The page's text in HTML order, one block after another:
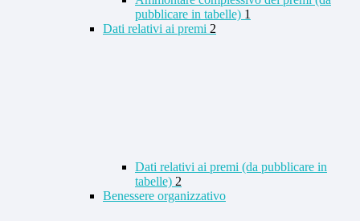
pubblicare in tabelle) 1
Dati relativi ai premi 2
Dati relativi ai premi (da pubblicare in
tabelle) 2
Benessere organizzativo